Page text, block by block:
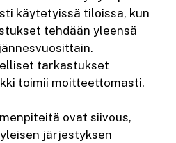
käytetyissä tiloissa, kun
tehdään yleensä
tarkastukset
toimii moitteettomasti.
ovat siivous,
järjestyksen